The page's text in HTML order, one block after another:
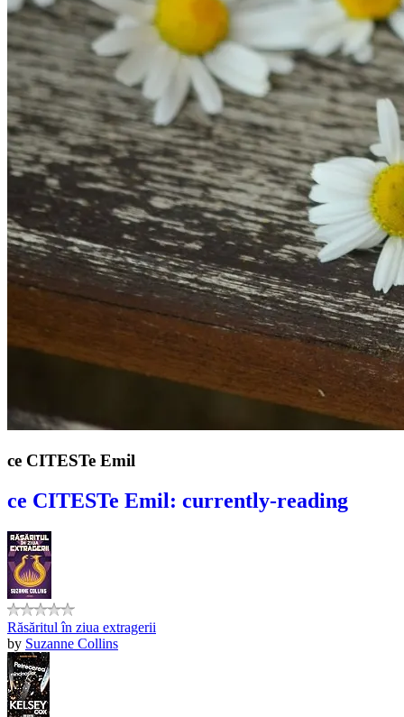
ce CITESTe Emil
ce CITESTe Emil: currently-reading
Răsăritul în ziua extragerii
by Suzanne Collins